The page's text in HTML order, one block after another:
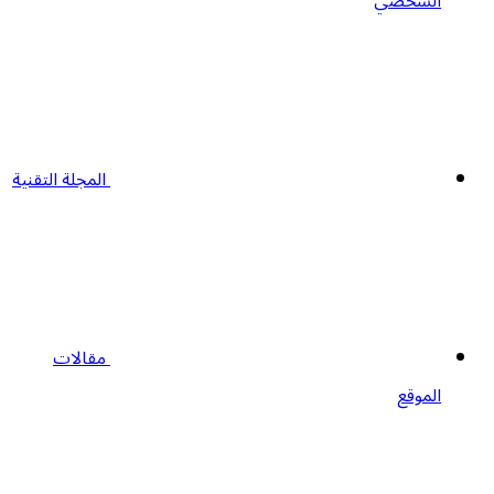
المجلة التقنية
مقالات
الموقع